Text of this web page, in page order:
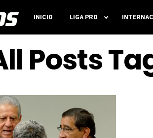
INICIO LIGA PRO
Posts